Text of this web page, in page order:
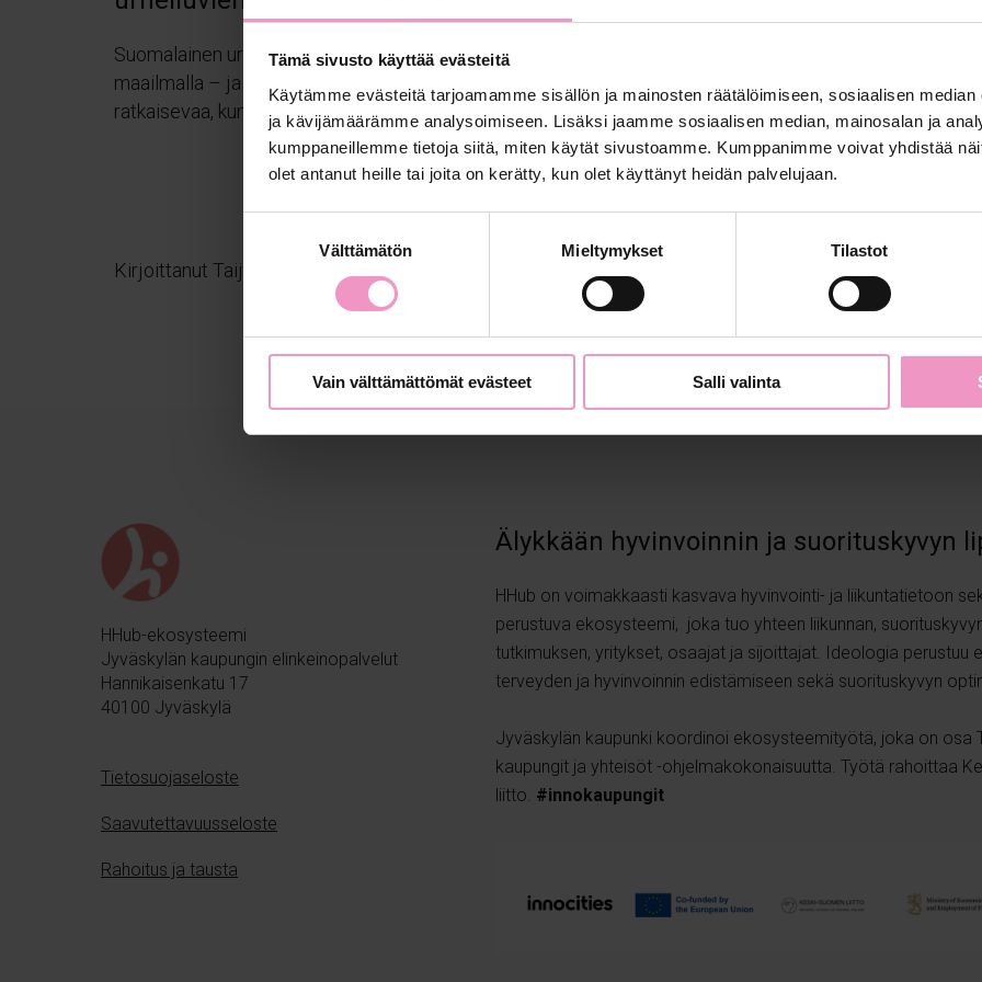
Tämä sivusto käyttää evästeitä
Käytämme evästeitä tarjoamamme sisällön ja mainosten räätälöimiseen, sosiaalisen
ja kävijämäärämme analysoimiseen. Lisäksi jaamme sosiaalisen median, mainosalan ja
kumppaneillemme tietoja siitä, miten käytät sivustoamme. Kumppanimme voivat yhdistää
olet antanut heille tai joita on kerätty, kun olet käyttänyt heidän palvelujaan.
k
n
t
Välttämätön Mieltymykset Tilastot
Vain välttämättömät evästeet Salli valinta
Suomalainen urheilubisnes kiinnostaa
maailmalla – ja juuri siksi yhteistyö on
ratkaisevaa, kun...
Kirjoittanut Taija Lappeteläinen
Suurin kasvu syntyy siellä,
Miten pieni maa voi menestyä suurten
joukossa? Vastaus löytyy usein sieltä,
minne muut eivät vielä...
Kirjoittanut Jyväskylän kaupungin
HHub-ekosysteemi
Jyväskylän kaupungin elinkeinopalvelut
Hannikaisenkatu 17
40100 Jyväskylä
Tietosuojaseloste
Saavutettavuusseloste
Rahoitus ja tausta
Älykkään hyvinvoinnin ja suorituskyvyn
HHub on voimakkaasti kasvava hyvinvointi- ja liikuntatietoon
perustuva ekosysteemi, joka tuo yhteen liikunnan,
tutkimuksen, yritykset, osaajat ja sijoittajat. Ideologia perustuu
terveyden ja hyvinvoinnin edistämiseen sekä suorituskyvyn
Jyväskylän kaupunki koordinoi ekosysteemityötä, joka on osa
kaupungit ja yhteisöt -ohjelmakokonaisuutta. Työtä rahoittaa
liitto. #innokaupungit